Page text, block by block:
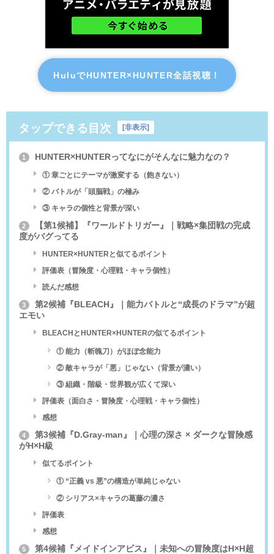
HuluでHUNTER×HUNTER全話視聴！
タップできる目次 非表示
1 HUNTER×HUNTERってなにがそんなに魅力なの？
① 章ごとにテーマが激変する（飽きない）
② バトルが「頭脳戦」の極み
③ キャラの個性と背景が深い
2
【第1候補】『ワールドトリガー』｜戦略×集団戦の完成
度がバグってる
HUNTER×HUNTERと似てるポイント
評価表（冒険度・心理戦・キャラ個性）
読んだ感想
3
第2候補『BLEACH』｜能力バトルと“成長のドラマ”が超
エモい
BLEACHとHUNTER×HUNTERの似てるポイント
① 能力（斬魄刀）がほぼ念能力
② 敵キャラが「悪」じゃない（背景が濃い）
③ 組織・階級・世界観が広くて深い
評価表（面白さ・冒険度・心理戦・キャラ個性）
感想
4
第3候補『D.Gray-man』｜心理の深さ × ダークな冒険感
がH×H級
似てるポイント
① “正義 vs 悪”の構造が単純じゃない
② シリアス×キャラの葛藤の濃さ
評価表
感想
5
第4候補『メイドインアビス』｜未知への冒険度はH×H超